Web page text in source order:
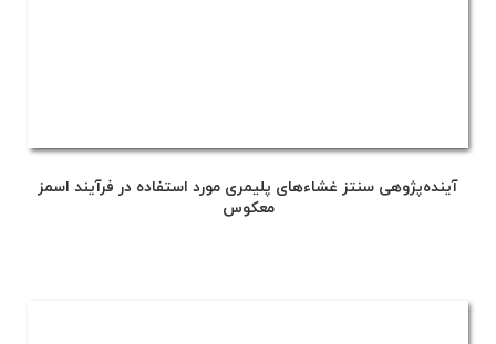
آینده‌پژوهی سنتز غشاءهای پلیمری مورد استفاده در فرآیند اسمز
معکوس